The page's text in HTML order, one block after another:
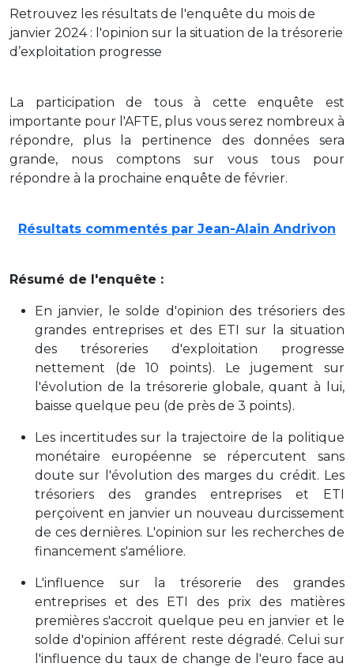
Retrouvez les résultats de l'enquête du mois de
janvier 2024 : l'opinion sur la situation de la trésorerie
d’exploitation progresse
La participation de tous à cette enquête est
importante pour l'AFTE, plus vous serez nombreux à
répondre, plus la pertinence des données sera
grande, nous comptons sur vous tous pour
répondre à la prochaine enquête de février.
Résultats commentés par Jean-Alain Andrivon
Résumé de l'enquête :
En janvier, le solde d'opinion des trésoriers des
grandes entreprises et des ETI sur la situation
des trésoreries d'exploitation progresse
nettement (de 10 points). Le jugement sur
l'évolution de la trésorerie globale, quant à lui,
baisse quelque peu (de près de 3 points).
Les incertitudes sur la trajectoire de la politique
monétaire européenne se répercutent sans
doute sur l'évolution des marges du crédit. Les
trésoriers des grandes entreprises et ETI
perçoivent en janvier un nouveau durcissement
de ces dernières. L'opinion sur les recherches de
financement s'améliore.
L'influence sur la trésorerie des grandes
entreprises et des ETI des prix des matières
premières s'accroit quelque peu en janvier et le
solde d'opinion afférent reste dégradé. Celui sur
l'influence du taux de change de l'euro face au